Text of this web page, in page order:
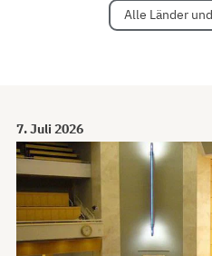
Alle Länder
7. Juli 2026